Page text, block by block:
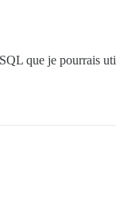
que je pourrais